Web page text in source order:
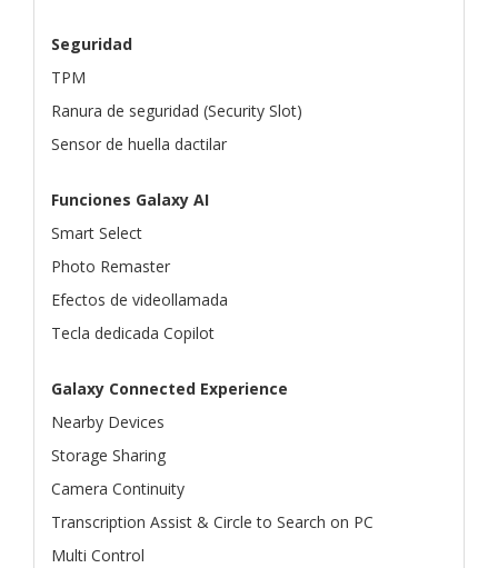
Seguridad
TPM
Ranura de seguridad (Security Slot)
Sensor de huella dactilar
Funciones Galaxy AI
Smart Select
Photo Remaster
Efectos de videollamada
Tecla dedicada Copilot
Galaxy Connected Experience
Nearby Devices
Storage Sharing
Camera Continuity
Transcription Assist & Circle to Search on PC
Multi Control